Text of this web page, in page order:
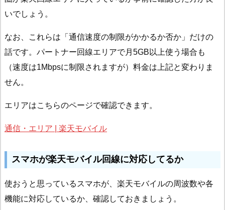
いでしょう。
なお、これらは「通信速度の制限がかかるか否か」だけの
話です。パートナー回線エリアで月5GB以上使う場合も
（速度は1Mbpsに制限されますが）料金は上記と変わりま
せん。
エリアはこちらのページで確認できます。
通信・エリア | 楽天モバイル
スマホが楽天モバイル回線に対応してるか
使おうと思っているスマホが、楽天モバイルの周波数や各
機能に対応しているか、確認しておきましょう。